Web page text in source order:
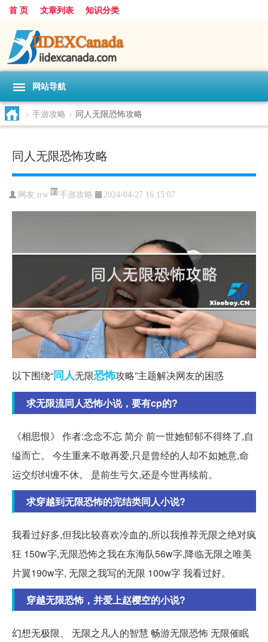
首 页 文章列表 知识分类
网站导航
> 手游攻略 > 同人无限恐怖攻略
同人无限恐怖攻略
网友:trw 手游攻略 2024-04-27 16:15:07
以下围绕“同人无限恐怖攻略”主题解决网友的困惑
求无限流同人恐怖小说，要有cp的?
《相思恨》 作者:念念不忘 简介 前一世她郁郁不得终了,自
缢而亡。 今生重来不敢再爱,只是曾经的人却不如她意,命
运交织纠缠不休。 是前生亏欠,还是今世再续前。
求穿越到无限恐怖的完结类同人小说?
我看过好多,但我比较喜欢冷血的,所以我推荐无限之绝对疯
狂 150w字,无限恐怖之我在东海队56w字,降临无限之唯美
片翼190w字, 无限之我写的无限 100w字 我看过好。
穿越无限恐怖，并爱上赵樱空的小说?
幻想无极限、 无限之凡人的智慧 畅游无限恐怖 无限催眠